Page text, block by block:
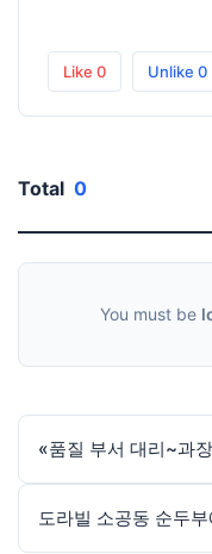
Like 0 Unlike 0
Total 0
You must be
«품질 부서 대리~과